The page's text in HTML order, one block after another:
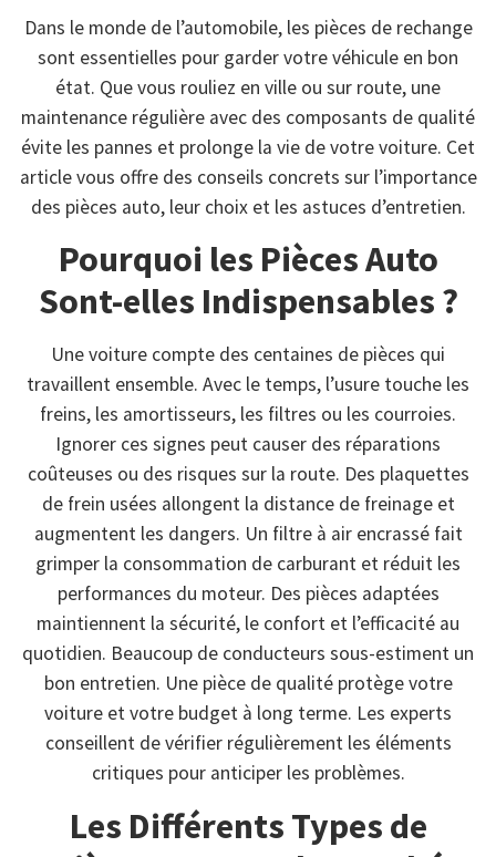
Dans le monde de l’automobile, les pièces de rechange
sont essentielles pour garder votre véhicule en bon
état. Que vous rouliez en ville ou sur route, une
maintenance régulière avec des composants de qualité
évite les pannes et prolonge la vie de votre voiture. Cet
article vous offre des conseils concrets sur l’importance
des pièces auto, leur choix et les astuces d’entretien.
Pourquoi les Pièces Auto
Sont-elles Indispensables ?
Une voiture compte des centaines de pièces qui
travaillent ensemble. Avec le temps, l’usure touche les
freins, les amortisseurs, les filtres ou les courroies.
Ignorer ces signes peut causer des réparations
coûteuses ou des risques sur la route. Des plaquettes
de frein usées allongent la distance de freinage et
augmentent les dangers. Un filtre à air encrassé fait
grimper la consommation de carburant et réduit les
performances du moteur. Des pièces adaptées
maintiennent la sécurité, le confort et l’efficacité au
quotidien. Beaucoup de conducteurs sous-estiment un
bon entretien. Une pièce de qualité protège votre
voiture et votre budget à long terme. Les experts
conseillent de vérifier régulièrement les éléments
critiques pour anticiper les problèmes.
Les Différents Types de